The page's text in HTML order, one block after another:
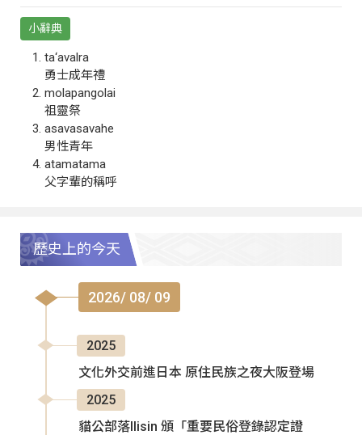
小辭典
ta‘avalra
勇士成年禮
molapangolai
祖靈祭
asavasavahe
男性青年
atamatama
父字輩的稱呼
歷史上的今天
2026/ 08/ 09
2025
文化外交前進日本 原住民族之夜大阪登場
2025
貓公部落Ilisin 頒「重要民俗登錄認定證